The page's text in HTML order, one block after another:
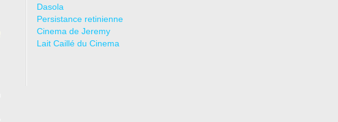
Dasola
Persistance retinienne
Cinema de Jeremy
Lait Caillé du Cinema